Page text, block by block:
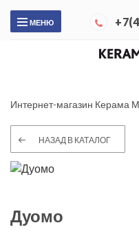
МЕНЮ
Интернет-магазин Керама
НАЗАД В КАТАЛОГ
Дуомо